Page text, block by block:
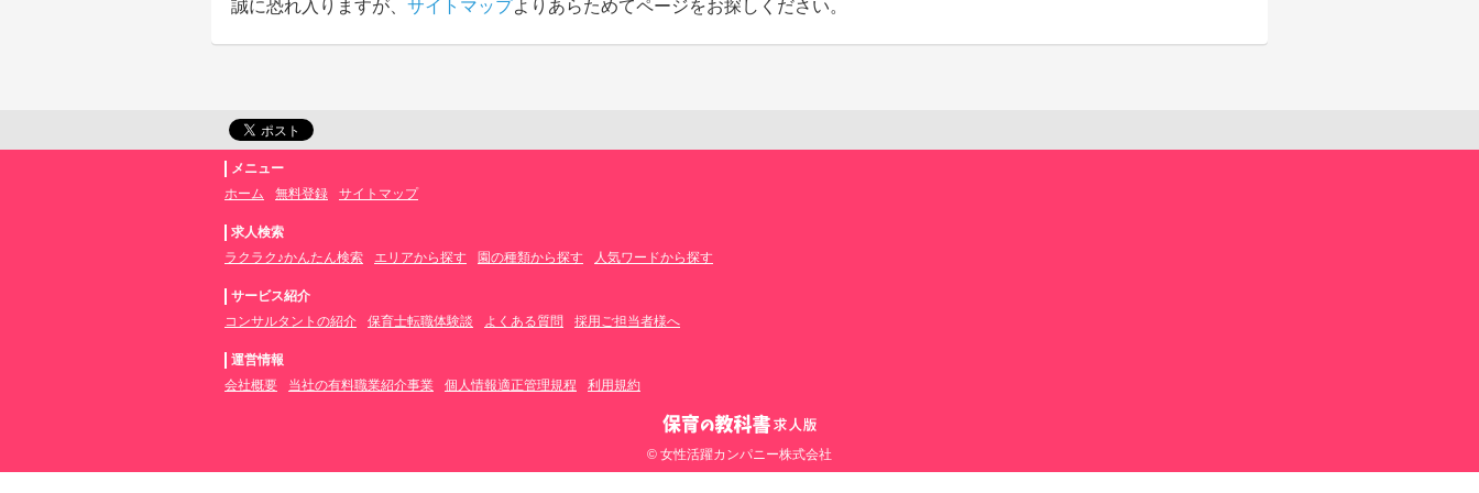
誠に恐れ入りますが、 サイトマップよりあらためてページをお探しください。
メニュー
ホーム
無料登録 サイトマップ
求人検索
ラクラク♪かんたん検索
エリアから探す 園の種類から探す 人気ワードから探す
サービス紹介
コンサルタントの紹介
保育士転職体験談 よくある質問 採用ご担当者様へ
運営情報
会社概要
当社の有料職業紹介事業 個人情報適正管理規程 利用規約
© 女性活躍カンパニー株式会社